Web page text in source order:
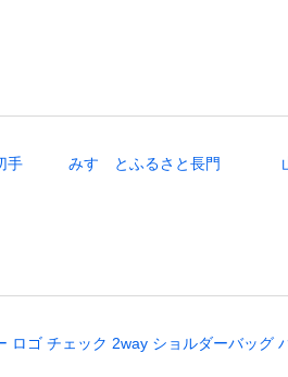
みすゞとふるさと長門 山
ゴ チェック 2way ショルダーバッグ